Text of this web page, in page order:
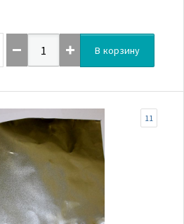
В корзину
11